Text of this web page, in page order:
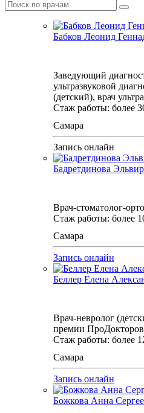
Бабков Леонид
Заведующий
ультразвуковой
(детский), врач
Стаж работы: более
Самара
Запись онлайн
Бадретдинова
Врач-стоматолог-
Стаж работы: более
Самара
Запись онлайн
Беллер​ Елена
Врач-невролог
премии
Стаж работы: более
Самара
Запись онлайн
Божкова Анна